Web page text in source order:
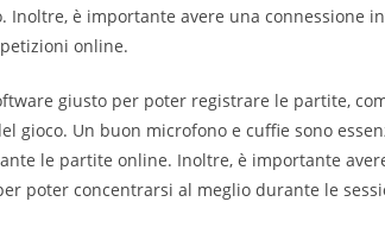
Inoltre, è importante avere una connessione
online.
giusto per poter registrare le partite,
gioco. Un buon microfono e cuffie sono
le partite online. Inoltre, è importante
poter concentrarsi al meglio durante le